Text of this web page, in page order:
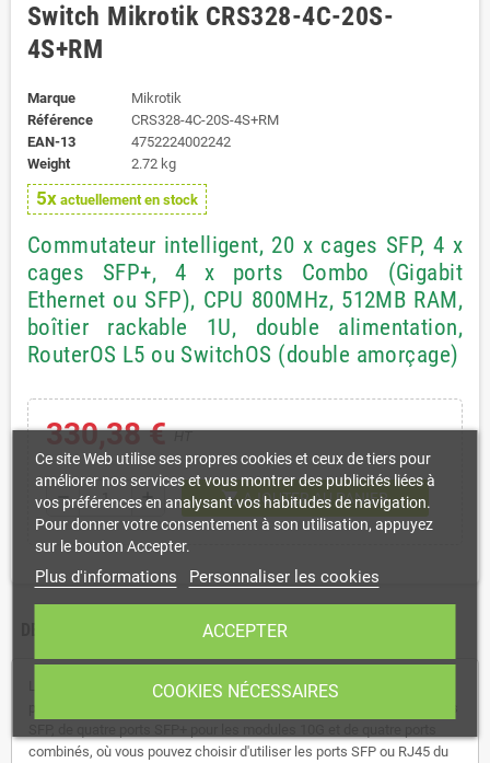
Switch Mikrotik CRS328-4C-20S-
4S+RM
Marque
Mikrotik
Référence
CRS328-4C-20S-4S+RM
EAN-13
4752224002242
Weight
2.72 kg
5x actuellement en stock
Commutateur intelligent, 20 x cages SFP, 4 x
cages SFP+, 4 x ports Combo (Gigabit
Ethernet ou SFP), CPU 800MHz, 512MB RAM,
boîtier rackable 1U, double alimentation,
RouterOS L5 ou SwitchOS (double amorçage)
330,38 €
remove add shopping_cartAJOUTER AU PANIER
FICHE TECHNIQUE
Le CRS328-4C-20S-4S + RM est un commutateur composé de 28
combinés, où vous pouvez choisir d'utiliser les ports SFP ou RJ45 du
Ce site Web utilise ses propres cookies et ceux de tiers pour
améliorer nos services et vous montrer des publicités liées à
vos préférences en analysant vos habitudes de navigation.
Pour donner votre consentement à son utilisation, appuyez
sur le bouton Accepter.
Plus d'informations Personnaliser les cookies
COOKIES NÉCESSAIRES
ACCEPTER